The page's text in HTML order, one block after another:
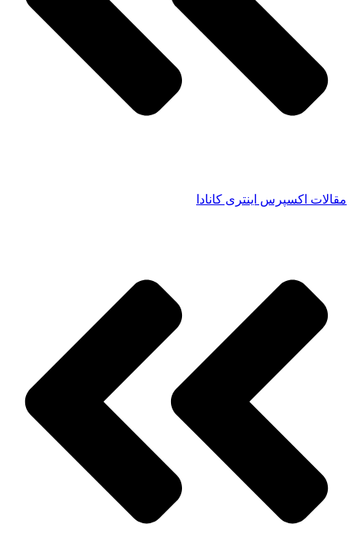
مقالات اکسپرس اینتری کانادا